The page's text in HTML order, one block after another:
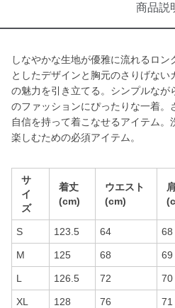
商品説
しなやかな生地が優雅に流れるロン
としたデザインと胸元のさりげな
の魅力を引き立てる。シンプルな
のファッションにぴったりな一着。
自信を持って着こなせるアイテム
楽しむための必須アイテム。
サ
イ
ズ
着丈
(cm)
ウエスト
(cm)
S 123.5 64 68
M 125 68 69
L 126.5 72 70
XL 128 76 71